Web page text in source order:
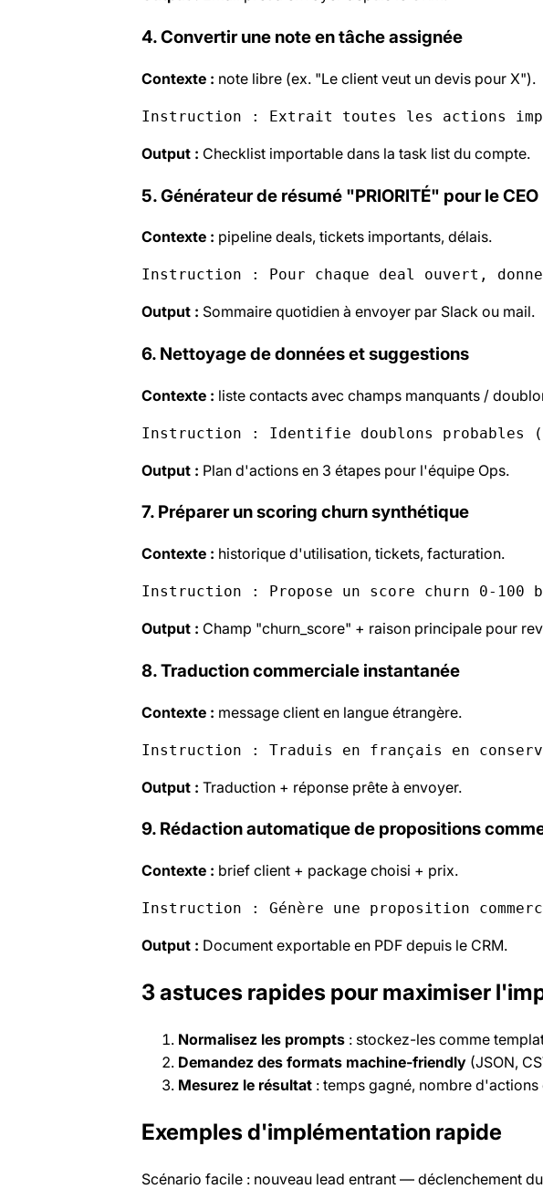
4. Convertir une note en tâche assignée
Contexte : note libre (ex. "Le client veut un devis pour X").
Instruction : Extrait toutes les actions
Output : Checklist importable dans la task list du compte.
5. Générateur de résumé "PRIORITÉ" pour le CEO
Contexte : pipeline deals, tickets importants, délais.
Instruction : Pour chaque deal ouvert,
Output : Sommaire quotidien à envoyer par Slack ou mail.
6. Nettoyage de données et suggestions
Contexte : liste contacts avec champs manquants /
Instruction : Identifie doublons probables
Output : Plan d'actions en 3 étapes pour l'équipe Ops.
7. Préparer un scoring churn synthétique
Contexte : historique d'utilisation, tickets, facturation.
Instruction : Propose un score churn 0-100
Output : Champ "churn_score" + raison principale pour
8. Traduction commerciale instantanée
Contexte : message client en langue étrangère.
Instruction : Traduis en français en
Output : Traduction + réponse prête à envoyer.
9. Rédaction automatique de propositions
Contexte : brief client + package choisi + prix.
Instruction : Génère une proposition
Output : Document exportable en PDF depuis le CRM.
3 astuces rapides pour maximiser
Normalisez les prompts : stockez-les comme
Demandez des formats machine-friendly (JSON,
Mesurez le résultat : temps gagné, nombre
Exemples d'implémentation rapide
Scénario facile : nouveau lead entrant — déclenchement